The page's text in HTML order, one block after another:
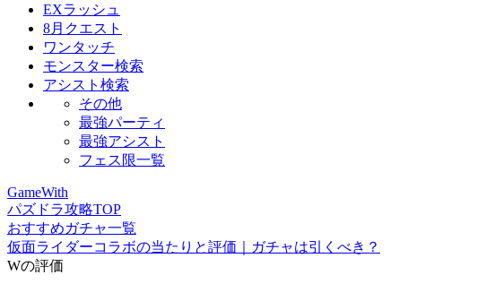
EXラッシュ
8月クエスト
ワンタッチ
モンスター検索
アシスト検索
その他
最強パーティ
最強アシスト
フェス限一覧
GameWith
パズドラ攻略TOP
おすすめガチャ一覧
仮面ライダーコラボの当たりと評価｜ガチャは引くべき？
Wの評価